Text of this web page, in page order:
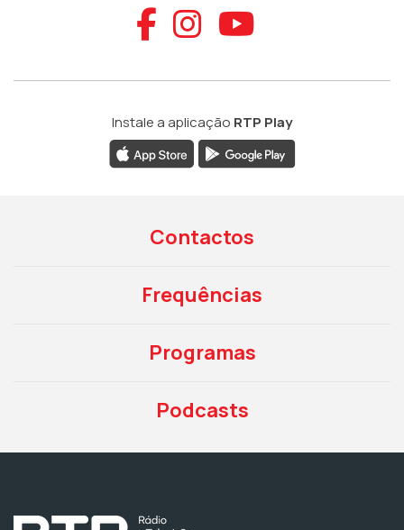
Aceder ao
Aceder ao
Aceder
Instale a aplicação RTP Play
Contactos
Frequências
Programas
Podcasts